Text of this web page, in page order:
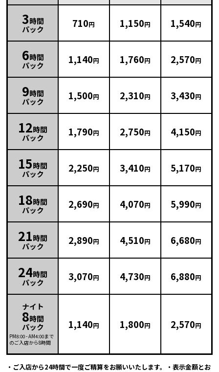
3時間
パック
710円 1,150円 1,540円
6時間
パック
1,140円 1,760円 2,570円
9時間
パック
1,500円 2,310円 3,430円
12時間
パック
1,790円 2,750円 4,150円
15時間
パック
2,250円 3,410円 5,170円
18時間
パック
2,690円 4,070円 5,990円
21時間
パック
2,890円 4,510円 6,680円
24時間
パック
3,070円 4,730円 6,880円
ナイト
8時間
パック
PM8:00-AM4:00まで
のご入店から8時間
1,140円 1,800円 2,570円
・ご入店から24時間で一度ご精算をお願いいたします。・表示金額とお